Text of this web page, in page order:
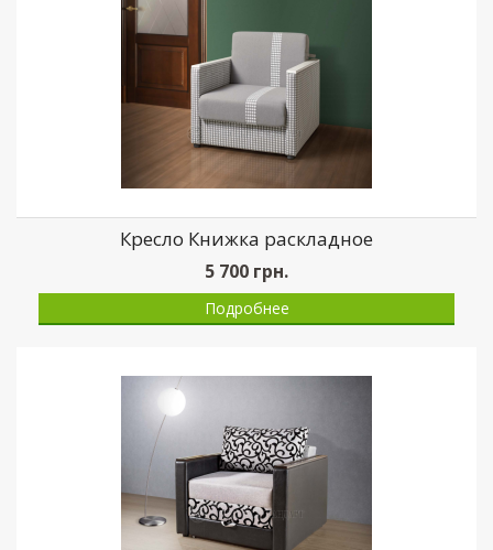
Кресло Книжка раскладное
5 700 грн.
Подробнее